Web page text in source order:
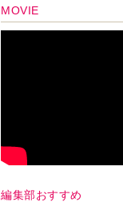
MOVIE
編集部おすすめ